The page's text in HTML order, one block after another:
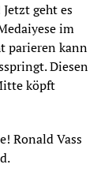
geht es
im
parieren kann
Diesen
köpft
Ronald Vass